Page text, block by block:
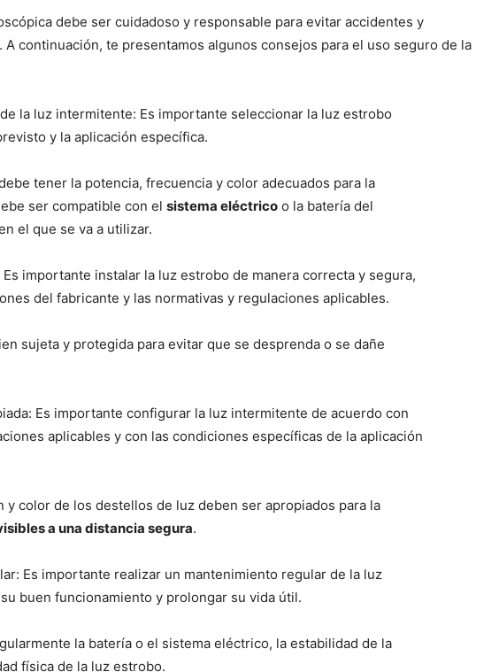
debe ser cuidadoso y responsable para evitar accidentes y
continuación, te presentamos algunos consejos para el uso seguro de la
la luz intermitente: Es importante seleccionar la luz estrobo
y la aplicación específica.
tener la potencia, frecuencia y color adecuados para la
ser compatible con el sistema eléctrico o la batería del
el que se va a utilizar.
importante instalar la luz estrobo de manera correcta y segura,
del fabricante y las normativas y regulaciones aplicables.
sujeta y protegida para evitar que se desprenda o se dañe
Es importante configurar la luz intermitente de acuerdo con
aplicables y con las condiciones específicas de la aplicación
y color de los destellos de luz deben ser apropiados para la
a una distancia segura.
Es importante realizar un mantenimiento regular de la luz
buen funcionamiento y prolongar su vida útil.
la batería o el sistema eléctrico, la estabilidad de la
física de la luz estrobo.